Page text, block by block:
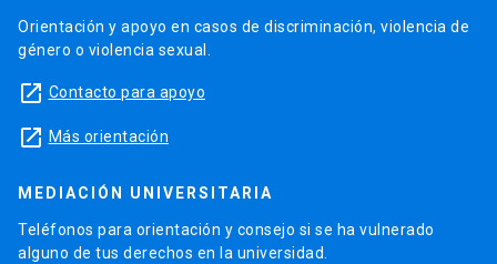
Orientación y apoyo en casos de discriminación, violencia de
género o violencia sexual.
launch Contacto para apoyo
launch Más orientación
MEDIACIÓN UNIVERSITARIA
Teléfonos para orientación y consejo si se ha vulnerado
alguno de tus derechos en la universidad.